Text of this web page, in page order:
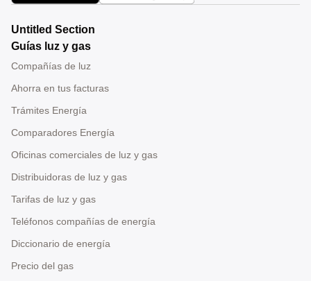
Untitled Section
Guías luz y gas
Compañías de luz
Ahorra en tus facturas
Trámites Energía
Comparadores Energía
Oficinas comerciales de luz y gas
Distribuidoras de luz y gas
Tarifas de luz y gas
Teléfonos compañías de energía
Diccionario de energía
Precio del gas